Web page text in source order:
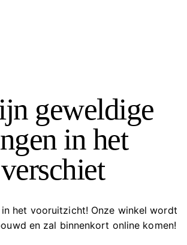
geweldige
in het
verschiet
het vooruitzicht! Onze winkel wordt
en zal binnenkort online komen!